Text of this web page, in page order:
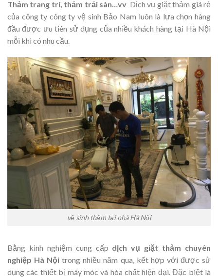
Thảm trang trí, thảm trải sàn…vv Dịch vụ giặt thảm giá rẻ
của công ty công ty vệ sinh Bảo Nam luôn là lựa chọn hàng
đầu được ưu tiên sử dụng của nhiều khách hàng tại Hà Nội
mỗi khi có nhu cầu.
vệ sinh thảm tại nhà Hà Nội
Bằng kinh nghiệm cung cấp dịch vụ giặt thảm chuyên
nghiệp Hà Nội trong nhiều năm qua, kết hợp với được sử
dụng các thiết bị máy móc và hóa chất hiện đại. Đặc biệt là